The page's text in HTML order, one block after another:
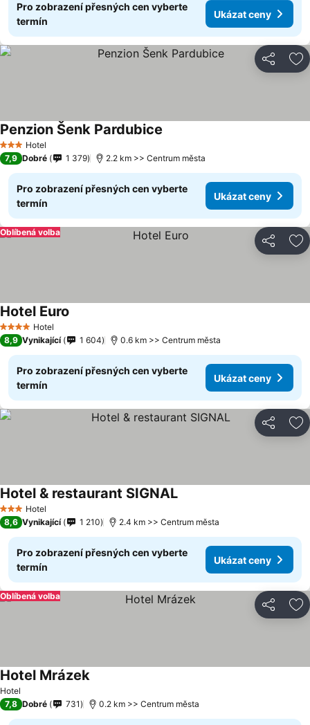
Pro zobrazení přesných cen vyberte
termín
Ukázat ceny
Sdílet
3 Počet hvězdiček
Hotel
Penzion Šenk Pardubice
7,9 Dobré 1 379 2.2 km >> Centrum města
Pro zobrazení přesných cen vyberte
termín
Ukázat ceny
Sdílet
Oblíbená volba
4 Počet hvězdiček
Hotel
Hotel Euro
8,9 Vynikající 1 604 0.6 km >> Centrum města
Pro zobrazení přesných cen vyberte
termín
Ukázat ceny
Sdílet
3 Počet hvězdiček
Hotel
Hotel & restaurant SIGNAL
8,6 Vynikající 1 210 2.4 km >> Centrum města
Pro zobrazení přesných cen vyberte
termín
Ukázat ceny
Sdílet
Oblíbená volba
Hotel
Hotel Mrázek
7,8 Dobré 731 0.2 km >> Centrum města